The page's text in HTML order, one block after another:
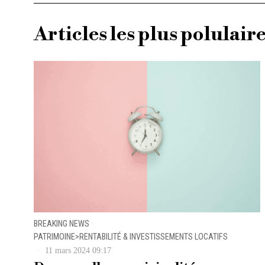
Articles les plus
BREAKING NEWS ·
PATRIMOINE>RENTABILITÉ & INVESTISSEMENTS LOCATIFS
11 mars 2024 09:17